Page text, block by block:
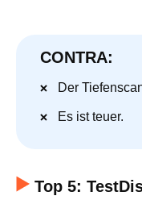
CONTRA:
Der
Es ist teuer.
Top 5: